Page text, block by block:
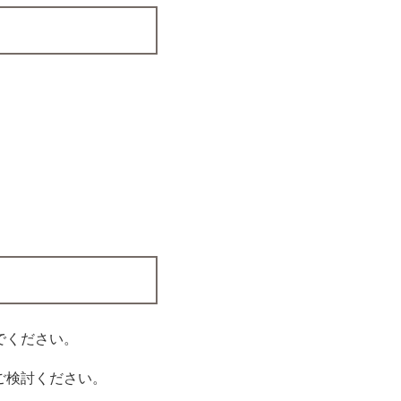
ださい。
討ください。